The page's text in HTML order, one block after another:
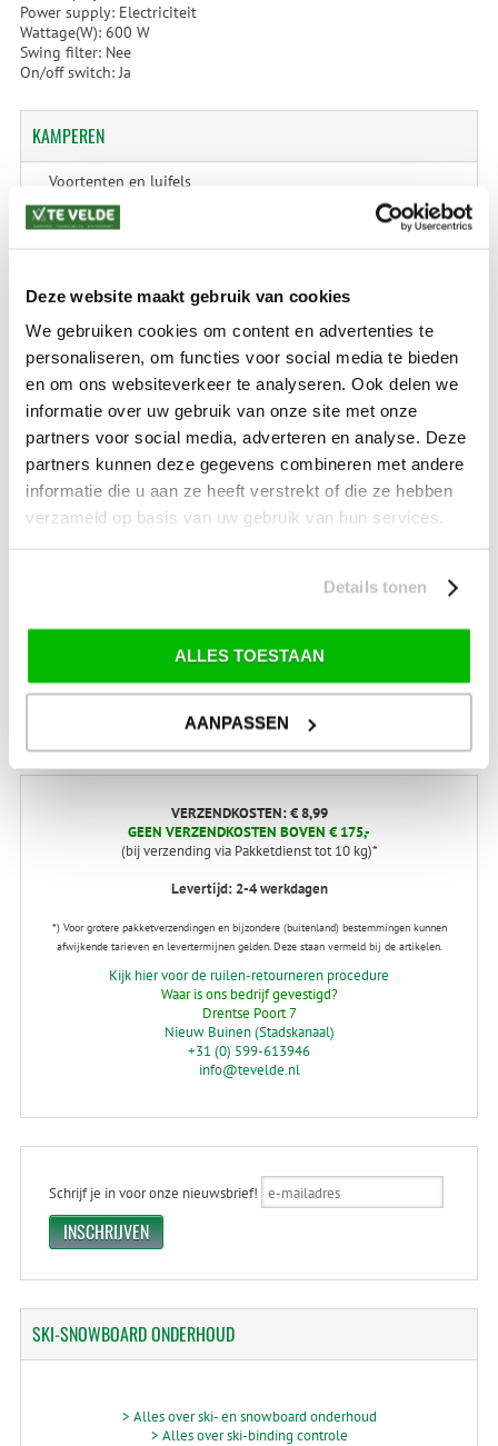
Deze website maakt gebruik van cookies
We gebruiken cookies om content en advertenties te
personaliseren, om functies voor social media te bieden
en om ons websiteverkeer te analyseren. Ook delen we
informatie over uw gebruik van onze site met onze
partners voor social media, adverteren en analyse. Deze
partners kunnen deze gegevens combineren met andere
informatie die u aan ze heeft verstrekt of die ze hebben
verzameld op basis van uw gebruik van hun services.
Details tonen
ALLES TOESTAAN
AANPASSEN
Power supply: Electriciteit
Wattage(W): 600 W
Swing filter: Nee
On/off switch: Ja
KAMPEREN
Voortenten en luifels
Tenten en Accessoires
Kampeerartikelen
Caravan & Camper
Technische onderdelen
tent-reparaties
SALE
SALE Kamperen
SALE Wintersport
VERZENDKOSTEN: € 8,99
GEEN VERZENDKOSTEN BOVEN € 175,-
(bij verzending via Pakketdienst tot 10 kg)*
Levertijd: 2-4 werkdagen
*) Voor grotere pakketverzendingen en bijzondere (buitenland) bestemmingen kunnen
afwijkende tarieven en levertermijnen gelden. Deze staan vermeld bij de artikelen.
Kijk hier voor de ruilen-retourneren procedure
Waar is ons bedrijf gevestigd?
Drentse Poort 7
Nieuw Buinen (Stadskanaal)
+31 (0) 599-613946
info@tevelde.nl
Schrijf je in voor onze nieuwsbrief!
SKI-SNOWBOARDONDERHOUD
> Alles over ski- en snowboard onderhoud
> Alles over ski-binding controle